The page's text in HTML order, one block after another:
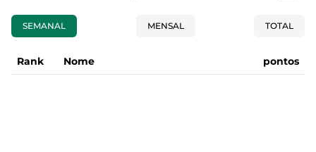
SEMANAL MENSAL TOTAL
Rank Nome pontos